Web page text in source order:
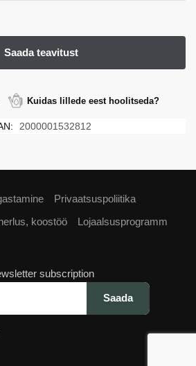
Kuidas lillede eest hoolitseda?
2000001532812
Privaatsuspoliitika
koostöö
Lojaalsusprogramm
subscription